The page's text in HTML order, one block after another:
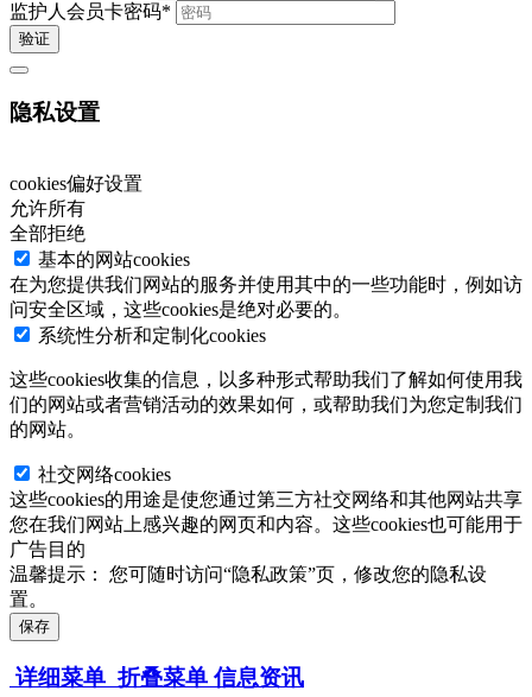
监护人会员卡密码*
验证
隐私设置
cookies偏好设置
允许所有
全部拒绝
基本的网站cookies
在为您提供我们网站的服务并使用其中的一些功能时，例如访
问安全区域，这些cookies是绝对必要的。
系统性分析和定制化cookies
这些cookies收集的信息，以多种形式帮助我们了解如何使用我
们的网站或者营销活动的效果如何，或帮助我们为您定制我们
的网站。
社交网络cookies
这些cookies的用途是使您通过第三方社交网络和其他网站共享
您在我们网站上感兴趣的网页和内容。这些cookies也可能用于
广告目的
温馨提示：
您可随时访问“隐私政策”页，修改您的隐私设
置。
保存
详细菜单 折叠菜单 信息资讯